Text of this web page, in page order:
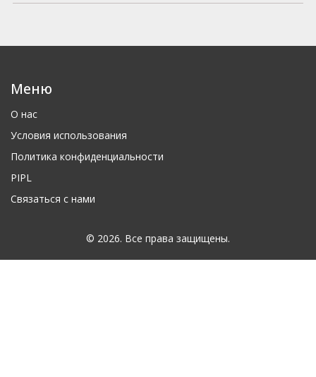
Меню
О нас
Условия использования
Политика конфиденциальности
PIPL
Связаться с нами
© 2026. Все права защищены.